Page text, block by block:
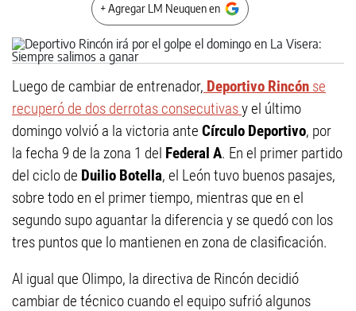
+ Agregar LM Neuquen en
Luego de cambiar de entrenador, Deportivo Rincón se
recuperó de dos derrotas consecutivasy el último
domingo volvió a la victoria ante Círculo Deportivo, por
la fecha 9 de la zona 1 del Federal A. En el primer partido
del ciclo de Duilio Botella, el León tuvo buenos pasajes,
sobre todo en el primer tiempo, mientras que en el
segundo supo aguantar la diferencia y se quedó con los
tres puntos que lo mantienen en zona de clasificación.
Al igual que Olimpo, la directiva de Rincón decidió
cambiar de técnico cuando el equipo sufrió algunos